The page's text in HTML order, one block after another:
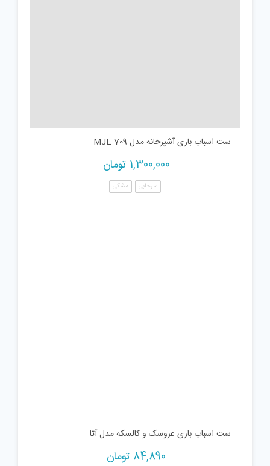
ست اسباب بازی آشپزخانه مدل MJL-709
1,300,000 تومان
سرخابی مشکی
ست اسباب بازی عروسک و کالسکه مدل آتا
84,890 تومان